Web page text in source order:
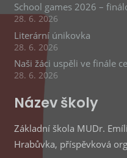
School games 2026 –
28. 6. 2026
Literární únikovka
28. 6. 2026
Naši žáci uspěli ve finále
28. 6. 2026
Název školy
Základní škola MUDr.
Hrabůvka, příspěvková